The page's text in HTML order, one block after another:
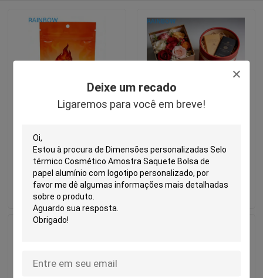
Deixe um recado
Ligaremos para você em breve!
odor de qualidade
alimentar e resistente a
crianças para
embalagens de sacos de
tabaco e de incenso de
ervas
Enviar inquérito
350g plegavel e
ecológica personalizada
para jóias, roupas,
sapatos, relógios
Enviar inquérito